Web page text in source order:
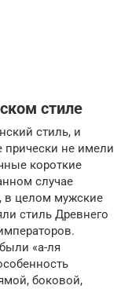
стиле
стиль, и
прически не имели
короткие
случае
в целом мужские
стиль Древнего
«а-ля
боковой,